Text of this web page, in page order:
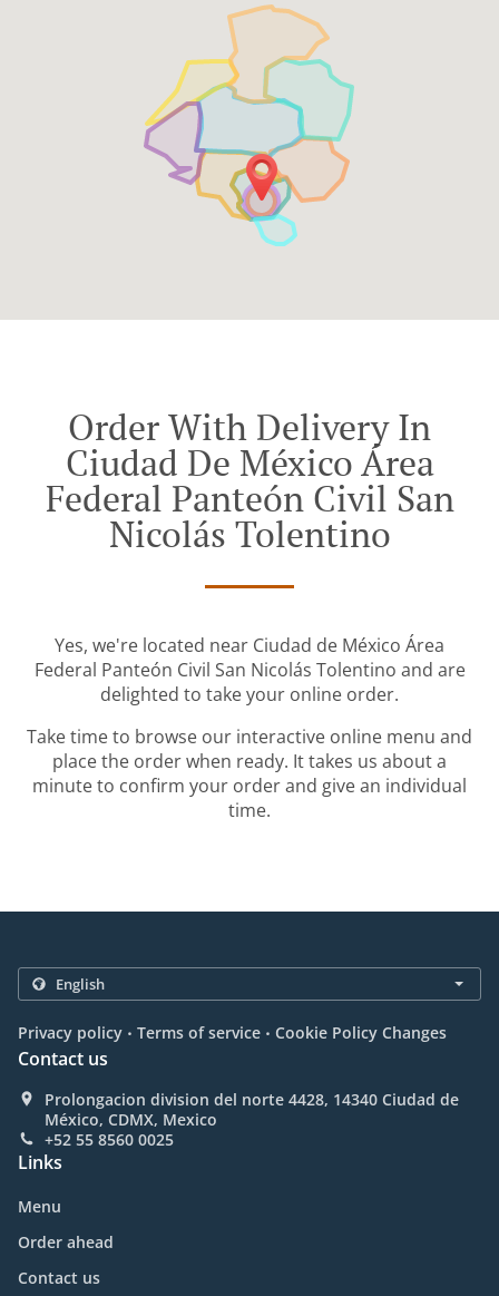
Order With Delivery In
Ciudad De México Área
Federal Panteón Civil San
Nicolás Tolentino
Yes, we're located near Ciudad de México Área
Federal Panteón Civil San Nicolás Tolentino and are
delighted to take your online order.
Take time to browse our interactive online menu and
place the order when ready. It takes us about a
minute to confirm your order and give an individual
time.
Privacy policy . Terms of service . Cookie Policy Changes
Contact us
Prolongacion division del norte 4428, 14340 Ciudad de
México, CDMX, Mexico
+52 55 8560 0025
Links
Menu
Order ahead
Contact us